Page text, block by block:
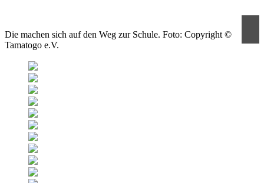
Die machen sich auf den Weg zur Schule. Foto: Copyright ©
Tamatogo e.V.